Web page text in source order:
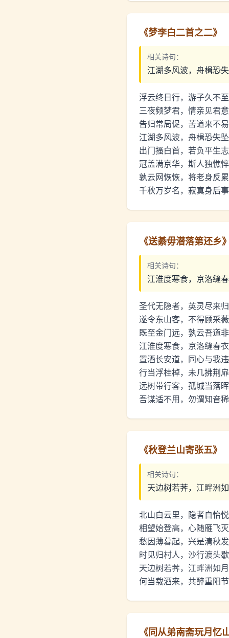
《梦李白二首之二》
相关诗句：
江湖多风波，舟楫恐失
浮云终日行，游子久不至
三夜频梦君，情亲见君意
告归常局促，苦道来不易
江湖多风波，舟楫恐失坠
出门搔白首，若负平生志
冠盖满京华，斯人独憔悴
孰云网恢恢，将老身反累
千秋万岁名，寂寞身后事
《送綦毋潜落第还乡》
相关诗句：
江淮度寒食，京洛缝春
圣代无隐者，英灵尽来归
遂令东山客，不得顾采薇
既至金门远，孰云吾道非
江淮度寒食，京洛缝春衣
置酒长安道，同心与我违
行当浮桂棹，未几拂荆扉
远树带行客，孤城当落晖
吾谋适不用，勿谓知音稀
《秋登兰山寄张五》
相关诗句：
天边树若荠，江畔洲如
北山白云里，隐者自怡悦
相望始登高，心随雁飞灭
愁因薄暮起，兴是清秋发
时见归村人，沙行渡头歇
天边树若荠，江畔洲如月
何当载酒来，共醉重阳节
《 同从弟南斋玩月忆